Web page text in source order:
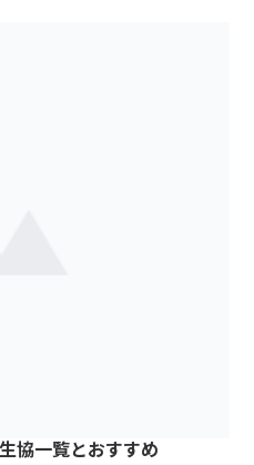
協一覧とおすすめ